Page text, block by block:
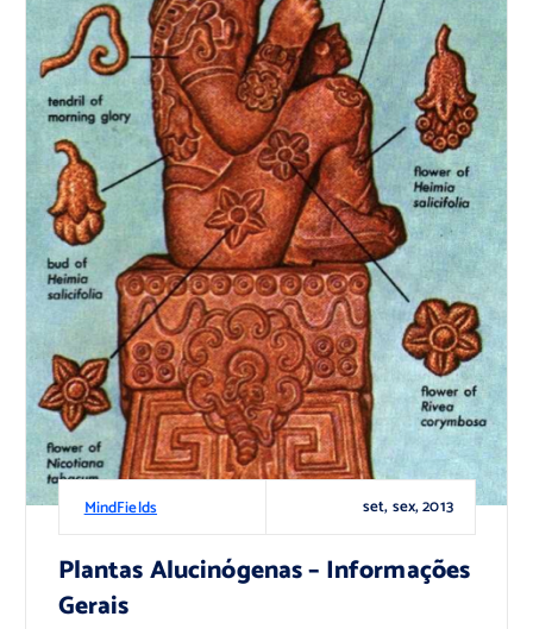
MindFields set, sex, 2013
Plantas Alucinógenas – Informações
Gerais